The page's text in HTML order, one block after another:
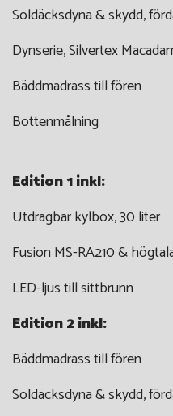
Soldäcksdyna & skydd,
Dynserie, Silvertex
Bäddmadrass till fören
Bottenmålning
Edition 1 inkl:
Utdragbar kylbox, 30 liter
Fusion MS-RA210 &
LED-ljus till sittbrunn
Edition 2 inkl:
Bäddmadrass till fören
Soldäcksdyna & skydd,